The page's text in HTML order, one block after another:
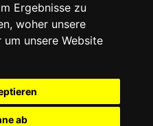
Ergebnisse zu
woher unsere
unsere Website
ab